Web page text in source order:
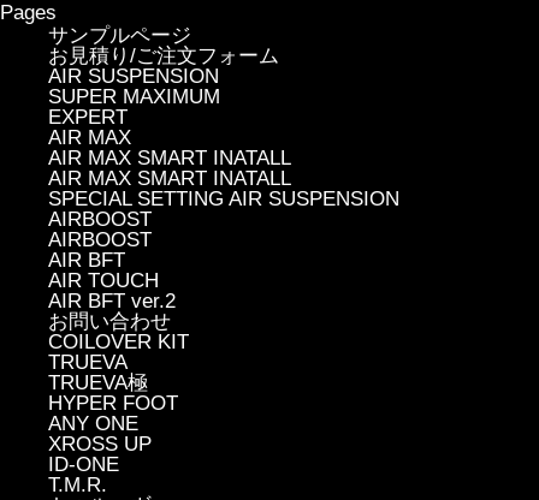
Pages
サンプルページ
お見積り/ご注文フォーム
AIR SUSPENSION
SUPER MAXIMUM
EXPERT
AIR MAX
AIR MAX SMART INATALL
AIR MAX SMART INATALL
SPECIAL SETTING AIR SUSPENSION
AIRBOOST
AIRBOOST
AIR BFT
AIR TOUCH
AIR BFT ver.2
お問い合わせ
COILOVER KIT
TRUEVA
TRUEVA極
HYPER FOOT
ANY ONE
XROSS UP
ID-ONE
T.M.R.